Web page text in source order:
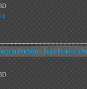
Dönüşü - Tyler Perry's A